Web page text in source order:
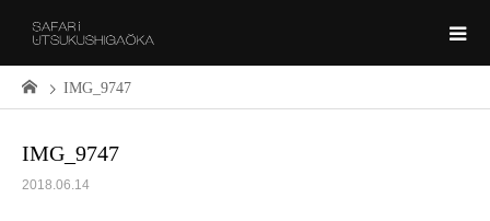
IMG_9747
IMG_9747
2018.06.14